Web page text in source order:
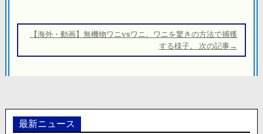
ー【海外・動画】無機物ワニvsワニ。ワニを驚きの方法で捕獲
する様子。 次の記事→
最新ニュース